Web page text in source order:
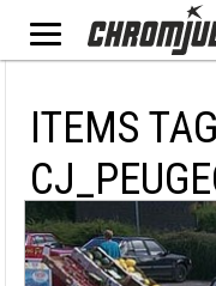
ITEMS